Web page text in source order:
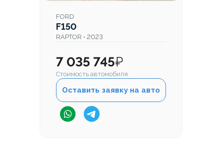
FORD
F150
RAPTOR • 2023
7 035 745₽
Стоимость автомобиля
Оставить заявку на авто